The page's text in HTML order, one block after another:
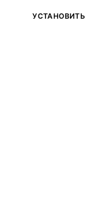
УСТАНОВИТЬ